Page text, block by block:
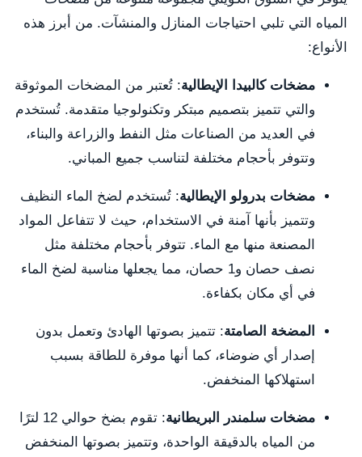
المياه التي تلبي احتياجات المنازل والمنشآت. من أبرز هذه
الأنواع:
مضخات كالبيدا الإيطالية: تُعتبر من المضخات الموثوقة
والتي تتميز بتصميم مبتكر وتكنولوجيا متقدمة. تُستخدم
في العديد من الصناعات مثل النفط والزراعة والبناء،
وتتوفر بأحجام مختلفة لتناسب جميع المباني.
مضخات بدرولو الإيطالية: تُستخدم لضخ الماء النظيف
وتتميز بأنها آمنة في الاستخدام، حيث لا تتفاعل المواد
المصنعة منها مع الماء. تتوفر بأحجام مختلفة مثل
نصف حصان و1 حصان، مما يجعلها مناسبة لضخ الماء
في أي مكان بكفاءة.
المضخة الصامتة: تتميز بصوتها الهادئ وتعمل بدون
إصدار أي ضوضاء، كما أنها موفرة للطاقة بسبب
استهلاكها المنخفض.
مضخات سلمندر البريطانية
: تقوم بضخ حوالي 12 لترًا
من المياه بالدقيقة الواحدة، وتتميز بصوتها المنخفض